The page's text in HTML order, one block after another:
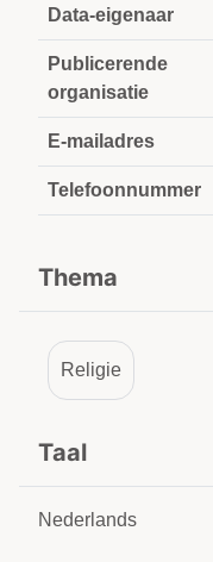
Data-eigenaar
Publicerende
organisatie
E-mailadres
Telefoonnummer
Thema
Religie
Taal
Nederlands